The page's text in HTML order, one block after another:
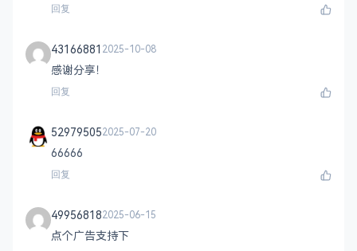
回复
43166881 2025-10-08
感谢分享！
回复
529795052025-07-20
66666
回复
499568182025-06-15
点个广告支持下